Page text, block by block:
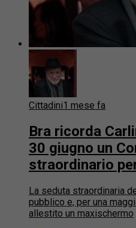
Cittadini1 mese fa
Bra ricorda
30 giugno un
straordinario
La seduta straordinaria
pubblico e, per una
allestito un maxischermo